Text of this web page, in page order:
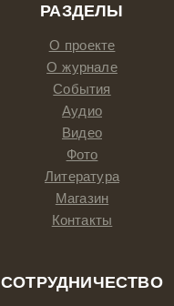
РАЗДЕЛЫ
О проекте
О журнале
События
Аудио
Видео
Фото
Литература
Магазин
Контакты
СОТРУДНИЧЕСТВО